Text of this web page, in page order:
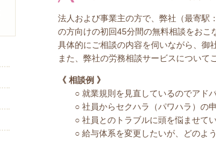
法人および事業主の方で、弊社（最寄駅
の方向けの初回45分間の無料相談をおこ
具体的にご相談の内容を伺いながら、御
また、弊社の労務相談サービスについて
《 相談例 》
○ 就業規則を見直しているのでアドバ
○ 社員からセクハラ（パワハラ）の申
○ 社員とのトラブルに頭を悩ませてい
○ 給与体系を変更したいが、どのよ